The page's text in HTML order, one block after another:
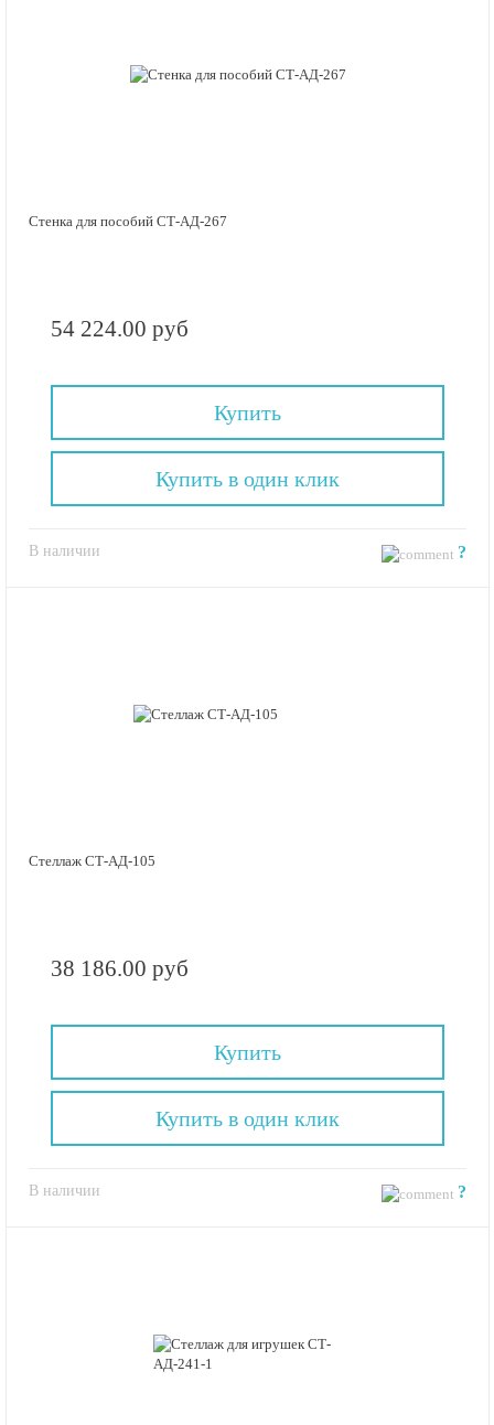
Стенка для пособий СТ-АД-267
54 224.00 руб
Купить
В наличии ?
Купить в один клик
Стеллаж СТ-АД-105
38 186.00 руб
Купить
В наличии ?
Купить в один клик